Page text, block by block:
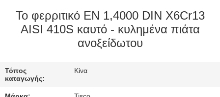
ΓΎΡΟΣ
ΕΡΓΟΣΤΑΣΊΩΝ
ΈΛΕΓΧΟΣ
Το φερριτικό EN 1,4000 DIN X6Cr13
AISI 410S καυτό - κυλημένα πιάτα
ανοξείδωτου
Τόπος
καταγωγής:
Κίνα